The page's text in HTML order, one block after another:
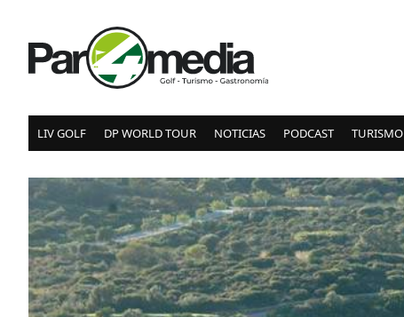
LIV GOLF DP WORLD TOUR NOTICIAS PODCAST TURISMO